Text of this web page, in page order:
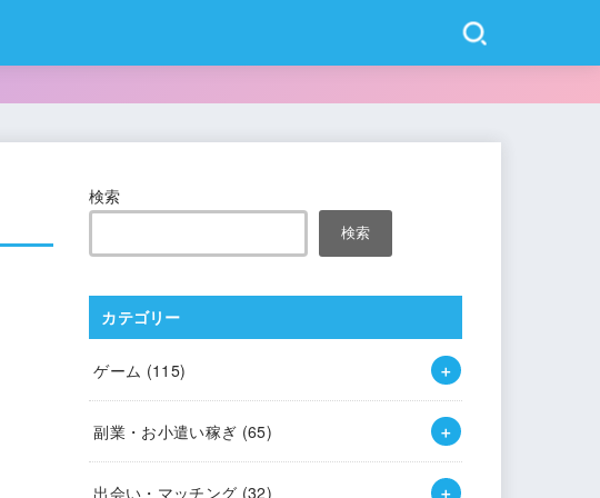
検索
検索
カテゴリー
ゲーム (115)
副業・お小遣い稼ぎ (65)
出会い・マッチング (32)